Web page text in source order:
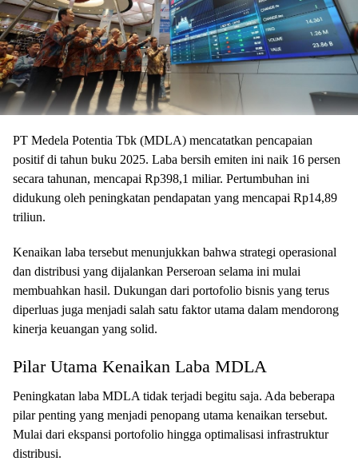
PT Medela Potentia Tbk (MDLA) mencatatkan pencapaian
positif di tahun buku 2025. Laba bersih emiten ini naik 16 persen
secara tahunan, mencapai Rp398,1 miliar. Pertumbuhan ini
didukung oleh peningkatan pendapatan yang mencapai Rp14,89
triliun.
Kenaikan laba tersebut menunjukkan bahwa strategi operasional
dan distribusi yang dijalankan Perseroan selama ini mulai
membuahkan hasil. Dukungan dari portofolio bisnis yang terus
diperluas juga menjadi salah satu faktor utama dalam mendorong
kinerja keuangan yang solid.
Pilar Utama Kenaikan Laba MDLA
Peningkatan laba MDLA tidak terjadi begitu saja. Ada beberapa
pilar penting yang menjadi penopang utama kenaikan tersebut.
Mulai dari ekspansi portofolio hingga optimalisasi infrastruktur
distribusi.